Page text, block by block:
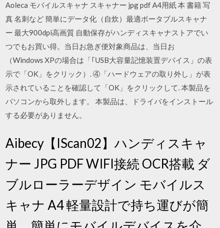
Aoleca モバイルスキャナ スキャナー jpg pdf A4用紙 本 書籍 写
真 名刺など 簡単にデータ化（自炊）最適ポータブルスキャナ
ー 最大900dpi高画質 自動保存がハンディスキャナストアでい
つでもお買い得。当日お急ぎ便対象商品は、当日お
（Windows XPの場合は「｢USB大容量記憶装置デバイス」の表
示で「OK」をクリック）. ④「ハードウェアの取り外し」が表
示されていることを確認して「OK」をクリックして. 本製品を
パソコンから取外します。 本製品は、ドライバをインストール
する必要がありません。
Aibecy【IScan02】ハンディスキャ
ナー JPG PDF WIFI接続 OCR搭載 ダ
ブルローラーデザイン モバイルス
キャナ A4 軽量設計で持ち運びが簡